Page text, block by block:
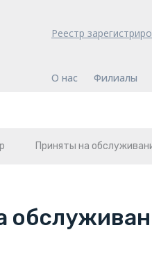
Реестр
О нас Филиалы
Приняты на